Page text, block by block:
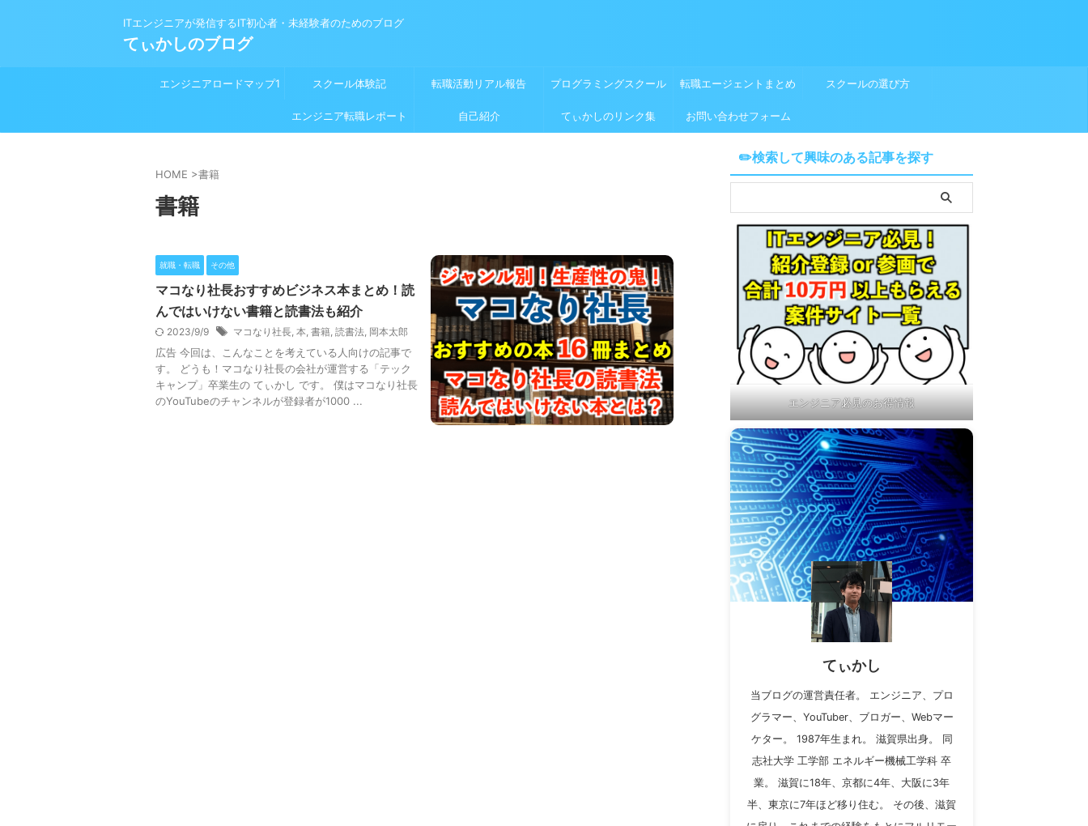
ITエンジニアが発信するIT初心者・未経験者のためのブログ
てぃかしのブログ
エンジニアロードマップ1 スクール体験記 転職活動リアル報告 プログラミングスクール 転職エージェントまとめ スクールの選び方
エンジニア転職レポート 自己紹介 てぃかしのリンク集 お問い合わせフォーム
HOME >書籍
書籍
就職・転職 その他
マコなり社長おすすめビジネス本まとめ！読
んではいけない書籍と読書法も紹介
2023/9/9 マコなり社長, 本, 書籍, 読書法, 岡本太郎
広告 今回は、こんなことを考えている人向けの記事で
す。 どうも！マコなり社長の会社が運営する「テック
キャンプ」卒業生の てぃかし です。 僕はマコなり社長
のYouTubeのチャンネルが登録者が1000 ...
✏️検索して興味のある記事を探す
エンジニア必見のお得情報
てぃかし
当ブログの運営責任者。 エンジニア、プロ
グラマー、YouTuber、ブロガー、Webマー
ケター。 1987年生まれ。 滋賀県出身。 同
志社大学 工学部 エネルギー機械工学科 卒
業。 滋賀に18年、京都に4年、大阪に3年
半、東京に7年ほど移り住む。 その後、滋賀